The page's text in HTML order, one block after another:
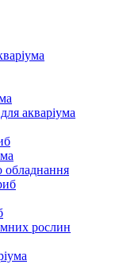
акваріума
обладнання
рослин